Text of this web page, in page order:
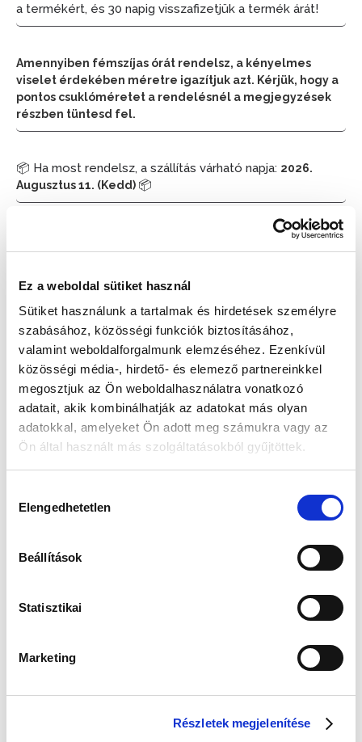
Ez a weboldal sütiket használ
Sütiket használunk a tartalmak és hirdetések személyre
szabásához, közösségi funkciók biztosításához,
valamint weboldalforgalmunk elemzéséhez. Ezenkívül
közösségi média-, hirdető- és elemező partnereinkkel
megosztjuk az Ön weboldalhasználatra vonatkozó
adatait, akik kombinálhatják az adatokat más olyan
adatokkal, amelyeket Ön adott meg számukra vagy az
Ön által használt más szolgáltatásokból gyűjtöttek.
kiválasztása
Elengedhetetlen
Beállítások
Statisztikai
Marketing
Részletek megjelenítése
a termékért, és 30 napig visszafizetjük a termék árát!
Amennyiben fémszíjas órát rendelsz, a kényelmes
viselet érdekében méretre igazítjuk azt. Kérjük, hogy a
pontos csuklóméretet a rendelésnél a megjegyzések
részben tüntesd fel.
📦 Ha most rendelsz, a szállítás várható napja: 2026.
Augusztus 11. (Kedd) 📦
57 990 Ft
Az elmúlt 30 nap legjobb ára: 57 990 Ft
KOSÁRBA TESZ
Edelwolle 923 Fekete
Válassz egyet, majd kattints a Kosárba gombra! Ha most kihagyod, a